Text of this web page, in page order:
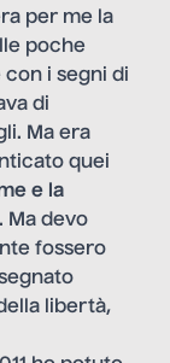
per me la
poche
i segni di
di
Ma era
quei
e la
. Ma devo
fossero
libertà,